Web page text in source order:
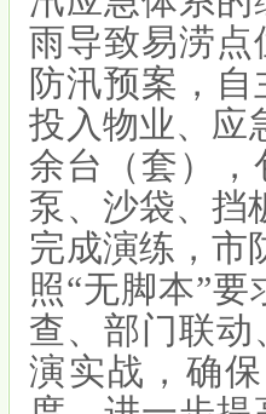
雨导致易涝点
防汛预案，
投入物业、应
余台（套），
泵、沙袋、挡
完成演练，市
照“无脚本”
查、部门联
演实战，确